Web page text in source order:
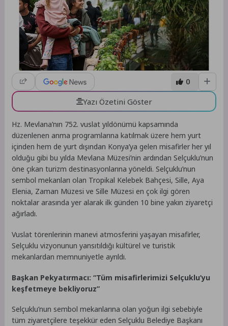
0
Yazı Özetini Göster
Hz. Mevlana’nın 752. vuslat yıldönümü kapsamında
düzenlenen anma programlarına katılmak üzere hem yurt
içinden hem de yurt dışından Konya’ya gelen misafirler her yıl
olduğu gibi bu yılda Mevlana Müzesi’nin ardından Selçuklu’nun
öne çıkan turizm destinasyonlarına yöneldi. Selçuklu’nun
sembol mekanları olan Tropikal Kelebek Bahçesi, Sille, Aya
Elenia, Zaman Müzesi ve Sille Müzesi en çok ilgi gören
noktalar arasında yer alarak ilk günden 10 bine yakın ziyaretçi
ağırladı.
Vuslat törenlerinin manevi atmosferini yaşayan misafirler,
Selçuklu vizyonunun yansıtıldığı kültürel ve turistik
mekanlardan memnuniyetle ayrıldı.
Başkan Pekyatırmacı: “Tüm misafirlerimizi Selçuklu’yu
keşfetmeye bekliyoruz”
Selçuklu’nun sembol mekanlarına olan yoğun ilgi sebebiyle
tüm ziyaretçilere teşekkür eden Selçuklu Belediye Başkanı